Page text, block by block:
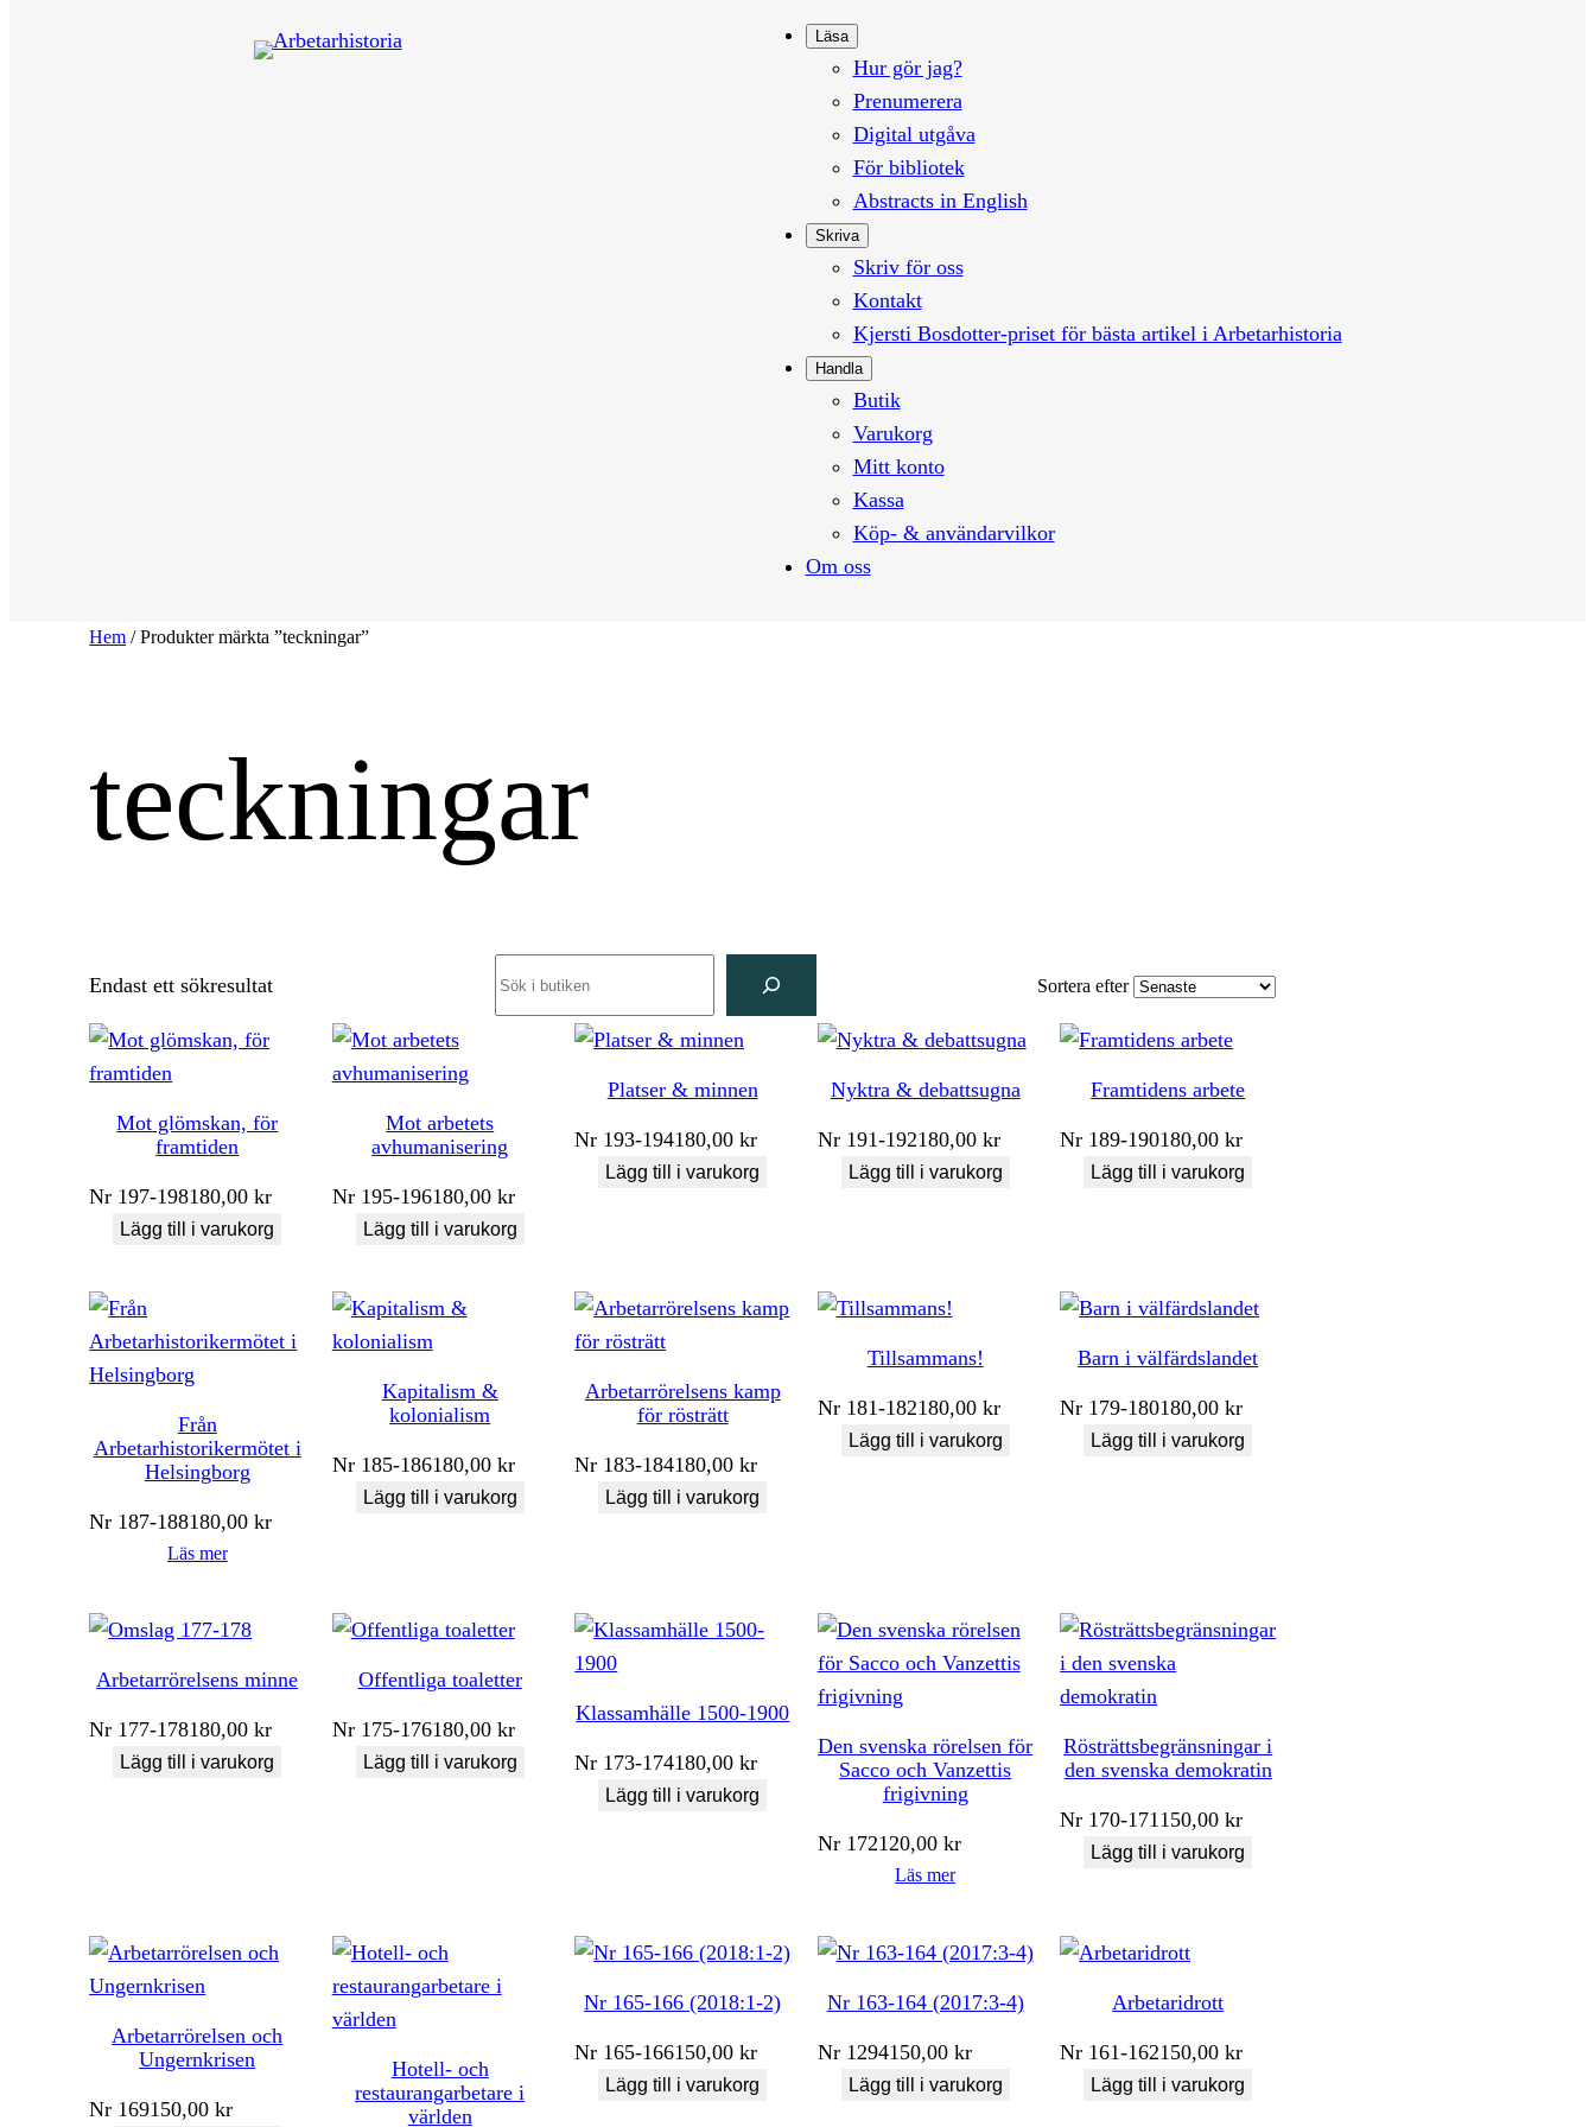
Läsa
Hur gör jag?
Prenumerera
Digital utgåva
För bibliotek
Abstracts in English
Skriva
Skriv för oss
Kontakt
Kjersti Bosdotter-priset för bästa artikel i Arbetarhistoria
Handla
Butik
Varukorg
Mitt konto
Kassa
Köp- & användarvilkor
Om oss
Hem / Produkter märkta ”teckningar”
teckningar
Endast ett sökresultat Sortera efter
Mot glömskan, för
framtiden
Nr 197-198180,00kr
Lägg till i varukorg
Mot arbetets
avhumanisering
Nr 195-196180,00 kr
Lägg till i varukorg
Platser & minnen
Nr 193-194180,00kr
Lägg till i varukorg
Nyktra & debattsugna
Nr 191-192180,00 kr
Lägg till i varukorg
Framtidens arbete
Nr 189-190180,00kr
Lägg till i varukorg
Från
Arbetarhistorikermötet i
Helsingborg
Nr 187-188180,00kr
Läs mer
Kapitalism &
kolonialism
Nr 185-186180,00 kr
Lägg till i varukorg
Arbetarrörelsens kamp
för rösträtt
Nr 183-184180,00kr
Lägg till i varukorg
Tillsammans!
Nr 181-182180,00 kr
Lägg till i varukorg
Barn i välfärdslandet
Nr 179-180180,00kr
Lägg till i varukorg
Arbetarrörelsens minne
Nr 177-178180,00kr
Lägg till i varukorg
Offentliga toaletter
Nr 175-176180,00 kr
Lägg till i varukorg
Klassamhälle 1500-1900
Nr 173-174180,00kr
Lägg till i varukorg
Den svenska rörelsen för
Sacco och Vanzettis
frigivning
Nr 172120,00 kr
Läs mer
Rösträttsbegränsningar i
den svenska demokratin
Nr 170-171150,00kr
Lägg till i varukorg
Arbetarrörelsen och
Ungernkrisen
Nr 169150,00kr
Hotell- och
restaurangarbetare i
världen
Nr 165-166 (2018:1-2)
Nr 165-166150,00kr
Lägg till i varukorg
Nr 163-164 (2017:3-4)
Nr 1294150,00 kr
Lägg till i varukorg
Arbetaridrott
Nr 161-162150,00kr
Lägg till i varukorg